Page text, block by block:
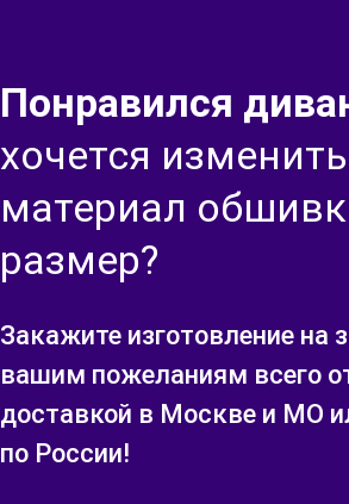
Понравился
хочется изменить
материал
размер?
Закажите изготовление на
вашим пожеланиям всего
доставкой в Москве и МО
по России!